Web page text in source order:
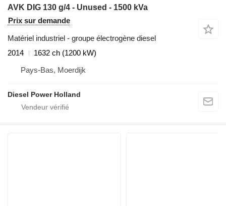
AVK DIG 130 g/4 - Unused - 1500 kVa
Prix sur demande
Matériel industriel - groupe électrogène diesel
2014
1632 ch (1200 kW)
Pays-Bas, Moerdijk
Diesel Power Holland